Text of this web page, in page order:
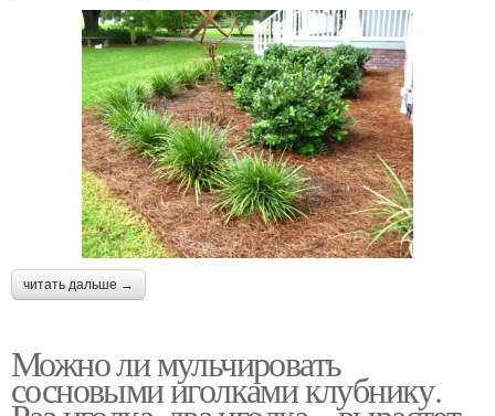
читать дальше →
Можно ли мульчировать
сосновыми иголками клубнику.